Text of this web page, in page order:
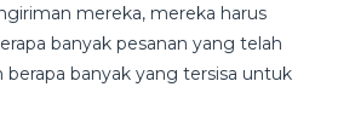
mereka, mereka harus
banyak pesanan yang telah
berapa banyak yang tersisa untuk